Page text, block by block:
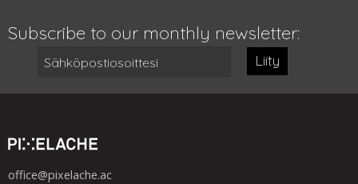
Subscribe to our monthly newsletter:
Liity
office@pixelache.ac